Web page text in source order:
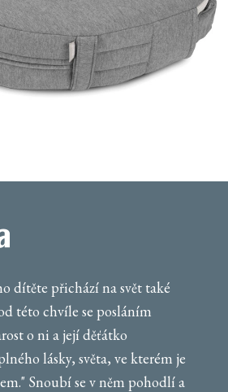
dítěte přichází na svět také
této chvíle se posláním
o ni a její děťátko
lásky, světa, ve kterém je
Snoubí se v něm pohodlí a